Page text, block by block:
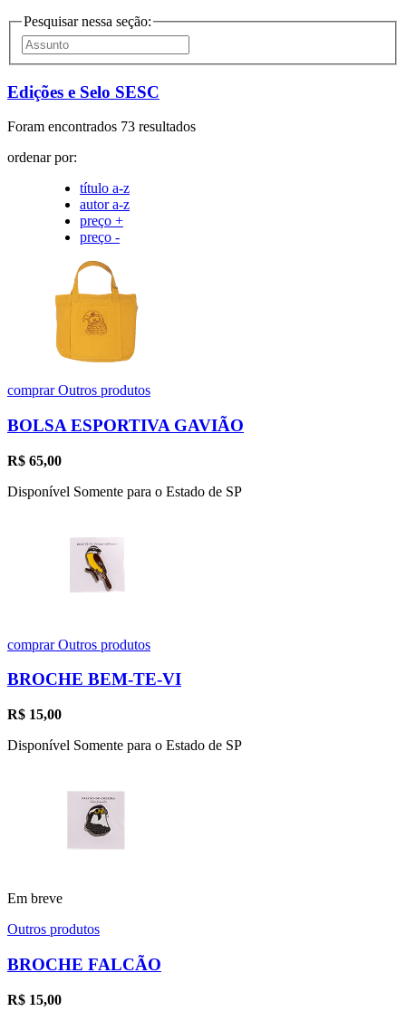
Pesquisar nessa seção:
Edições e Selo SESC
Foram encontrados 73 resultados
ordenar por:
título a-z
autor a-z
preço +
preço -
comprarOutros produtos
BOLSA ESPORTIVA GAVIÃO
R$ 65,00
Disponível Somente para o Estado de SP
comprarOutros produtos
BROCHE BEM-TE-VI
R$ 15,00
Disponível Somente para o Estado de SP
Em breve
Outros produtos
BROCHE FALCÃO
R$ 15,00